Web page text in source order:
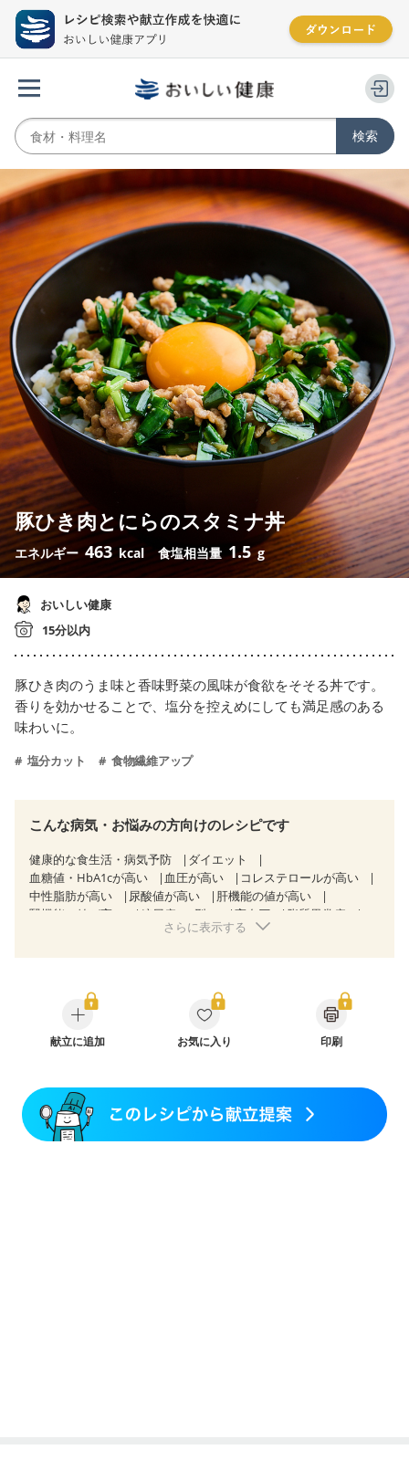
豚ひき肉とにらのスタミナ丼
エネルギー 463 kcal 食塩相当量 1.5 g
おいしい健康
15分以内
豚ひき肉のうま味と香味野菜の風味が食欲をそそる丼です。
香りを効かせることで、塩分を控えめにしても満足感のある
味わいに。
塩分カット 食物繊維アップ
こんな病気・お悩みの方向けのレシピです
健康的な食生活・病気予防
ダイエット
血糖値・HbA1cが高い
血圧が高い
コレステロールが高い
中性脂肪が高い
尿酸値が高い
肝機能の値が高い
腎機能の値が高い
糖尿病（2型） 高血圧
脂質異常症
狭心症 心筋梗塞
糖尿病性腎症（第１期）
糖尿病性腎症（第２期）
糖尿病性腎症（第３期）
CKD（ステージ１）
CKD（ステージ２）
CKD（ステージ３a）
乳がん治療を終えた方・経過観察中の方など
産後（母乳）
産後（混合栄養） 産後（ミルク）
骨粗しょう症
さらに表示する
献立に追加 お気に入り 印刷